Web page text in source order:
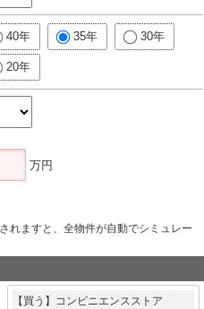
40年 35年 30年
20年
万円
れますと、全物件が自動でシミュレー
【買う】コンビニエンスストア